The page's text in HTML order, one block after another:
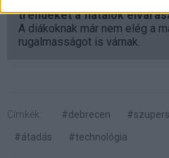
trendeket a fiatalok
A diákoknak már nem elég a
rugalmasságot is várnak.
Címkék: #debrecen
#átadás
#technológia